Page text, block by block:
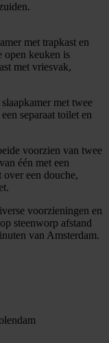
met trapkast en
open keuken is
met vriesvak,
met twee
separaat toilet en
voorzien van twee
één met een
een douche,
voorzieningen en
steenworp afstand
van Amsterdam.